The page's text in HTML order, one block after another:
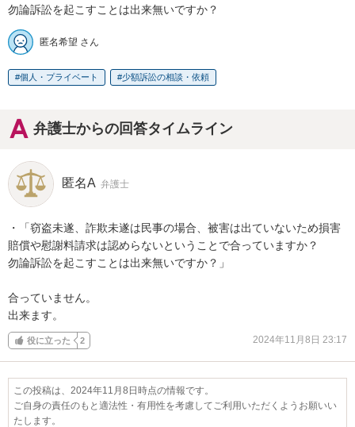
勿論訴訟を起こすことは出来無いですか？
匿名希望 さん
個人・プライベート 少額訴訟の相談・依頼
弁護士からの回答タイムライン
匿名A 弁護士
・「窃盗未遂、詐欺未遂は民事の場合、被害は出ていないため損害
賠償や慰謝料請求は認めらないということで合っていますか？
勿論訴訟を起こすことは出来無いですか？」
合っていません。
出来ます。
役に立った 2 2024年11月8日 23:17
この投稿は、2024年11月8日時点の情報です。
ご自身の責任のもと適法性・有用性を考慮してご利用いただくようお願いい
たします。